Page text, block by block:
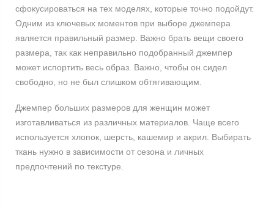
сфокусироваться на тех моделях, которые точно подойдут.
Одним из ключевых моментов при выборе джемпера
является правильный размер. Важно брать вещи своего
размера, так как неправильно подобранный джемпер
может испортить весь образ. Важно, чтобы он сидел
свободно, но не был слишком обтягивающим.
Джемпер больших размеров для женщин может
изготавливаться из различных материалов. Чаще всего
используется хлопок, шерсть, кашемир и акрил. Выбирать
ткань нужно в зависимости от сезона и личных
предпочтений по текстуре.